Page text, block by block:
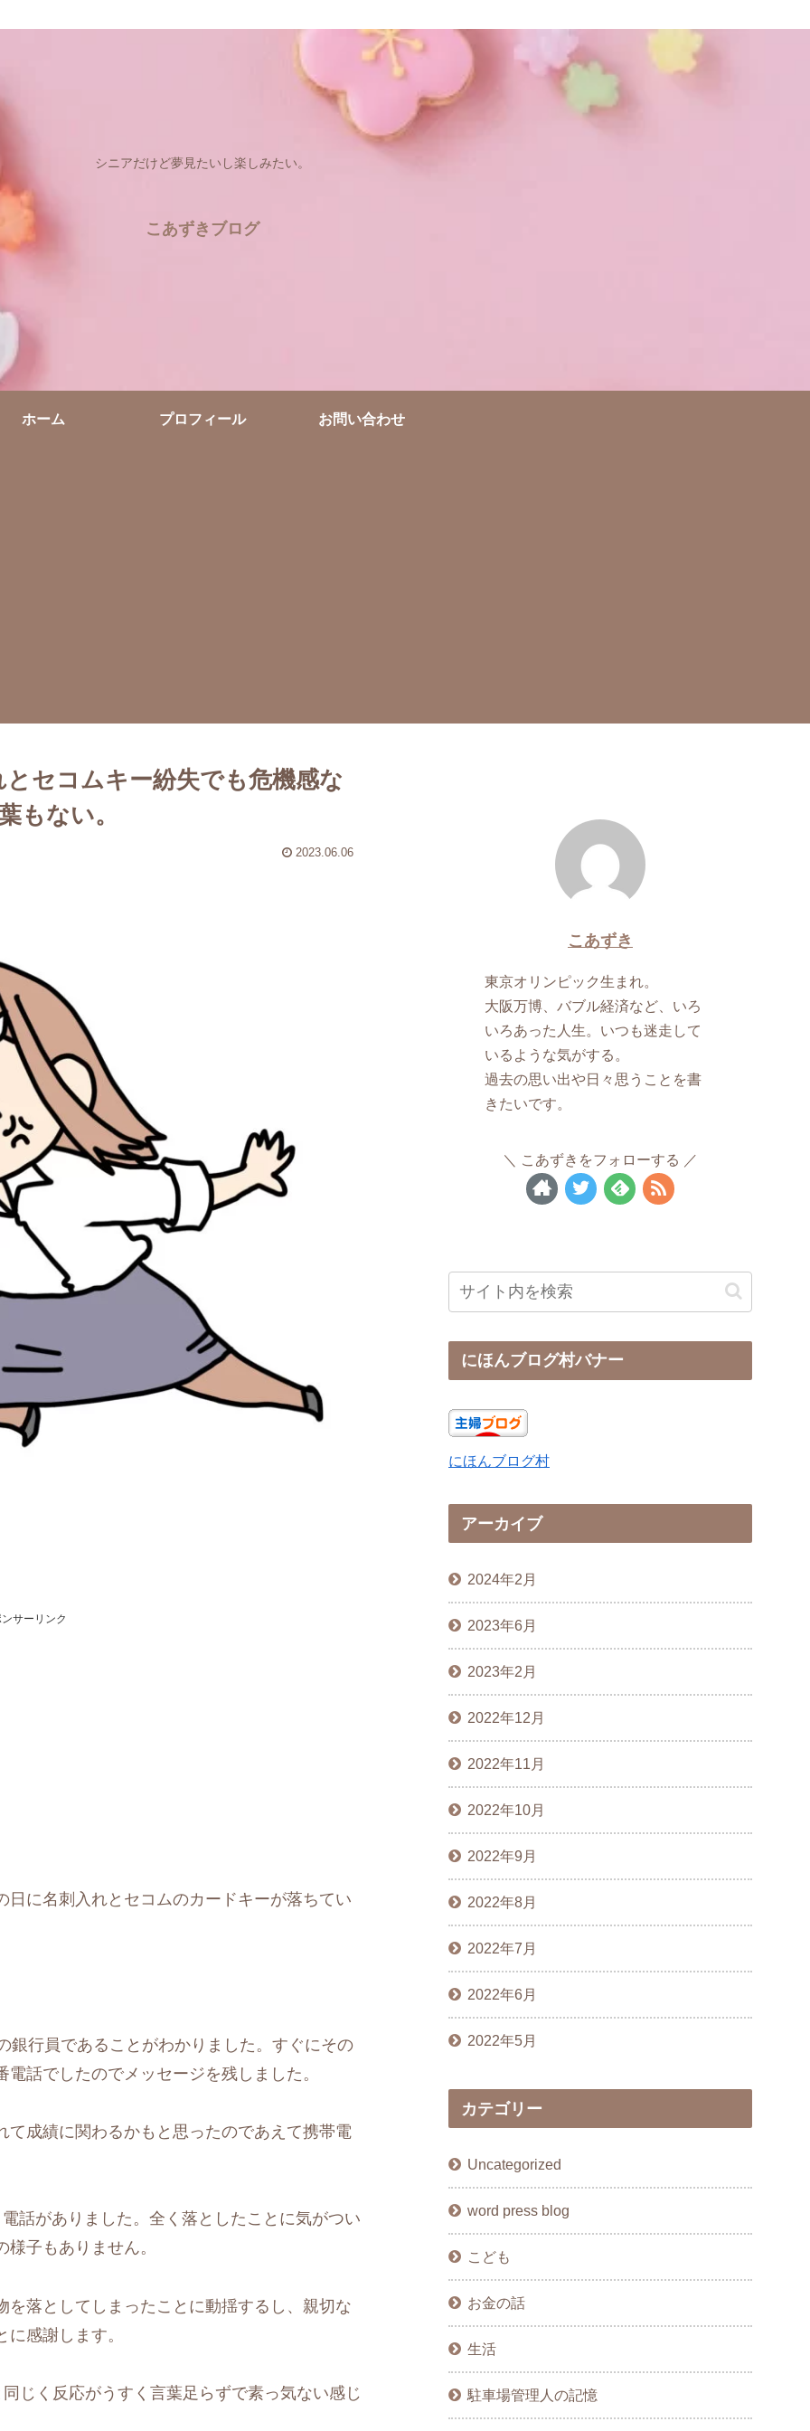
シニアだけど夢見たいし楽しみたい。
こあずきブログ
ホーム プロフィール お問い合わせ
セコムキー紛失でも危機感な
もない。
2023.06.06
サーリンク
に名刺入れとセコムのカードキーが落ちてい
銀行員であることがわかりました。すぐにその
話でしたのでメッセージを残しました。
成績に関わるかもと思ったのであえて携帯電
話がありました。全く落としたことに気がつい
子もありません。
落としてしまったことに動揺するし、親切な
感謝します。
じく反応がうすく言葉足らずで素っ気ない感じ
こあずき
東京オリンピック生まれ。
大阪万博、バブル経済など、いろ
いろあった人生。いつも迷走して
いるような気がする。
過去の思い出や日々思うことを書
きたいです。
こあずきをフォローする
にほんブログ村バナー
にほんブログ村
アーカイブ
2024年2月
2023年6月
2023年2月
2022年12月
2022年11月
2022年10月
2022年9月
2022年8月
2022年7月
2022年6月
2022年5月
カテゴリー
Uncategorized
word press blog
こども
お金の話
生活
駐車場管理人の記憶